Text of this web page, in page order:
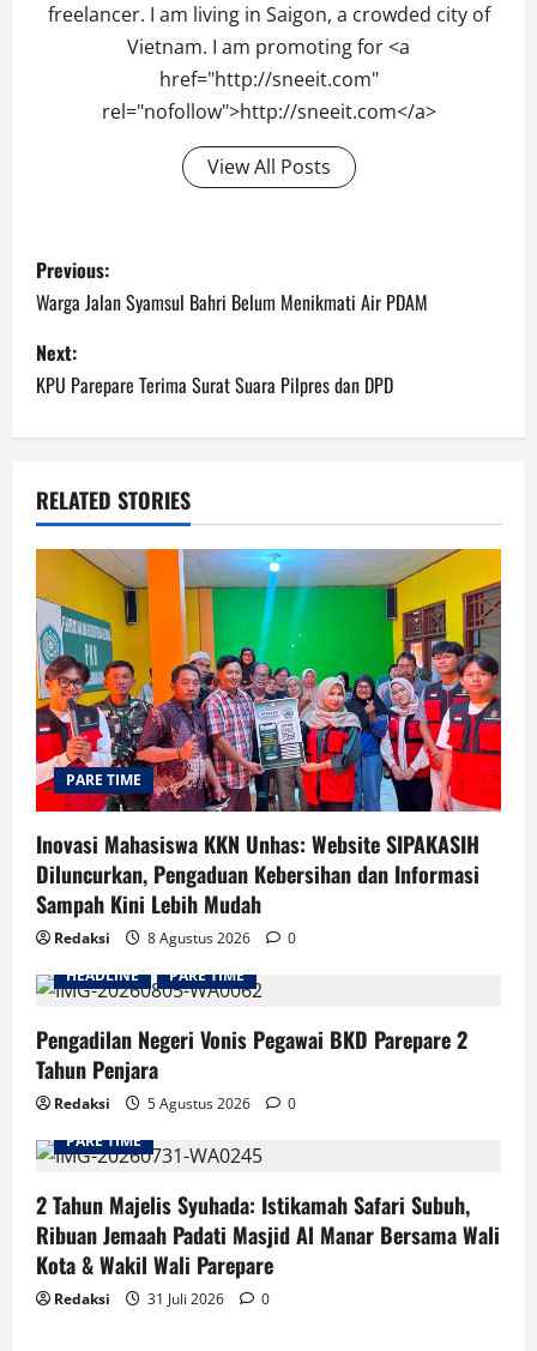
freelancer. I am living in Saigon, a crowded city of
Vietnam. I am promoting for <a
href="http://sneeit.com"
rel="nofollow">http://sneeit.com</a>
View All Posts
Post
navigation
Previous:
Warga Jalan Syamsul Bahri Belum Menikmati Air PDAM
Next:
KPU Parepare Terima Surat Suara Pilpres dan DPD
RELATED STORIES
PARE TIME
Inovasi Mahasiswa KKN Unhas: Website SIPAKASIH
Diluncurkan, Pengaduan Kebersihan dan Informasi
Sampah Kini Lebih Mudah
Redaksi 8 Agustus 2026
0
HEADLINE
PARE TIME
Pengadilan Negeri Vonis Pegawai BKD Parepare 2
Tahun Penjara
Redaksi 5 Agustus 2026
0
PARE TIME
2 Tahun Majelis Syuhada: Istikamah Safari Subuh,
Ribuan Jemaah Padati Masjid Al Manar Bersama Wali
Kota & Wakil Wali Parepare
Redaksi 31 Juli 2026 0